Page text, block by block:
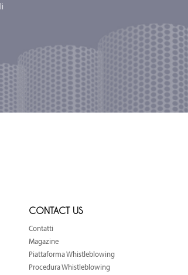
CONTACT US
Contatti
Magazine
Piattaforma Whistleblowing
Procedura Whistleblowing